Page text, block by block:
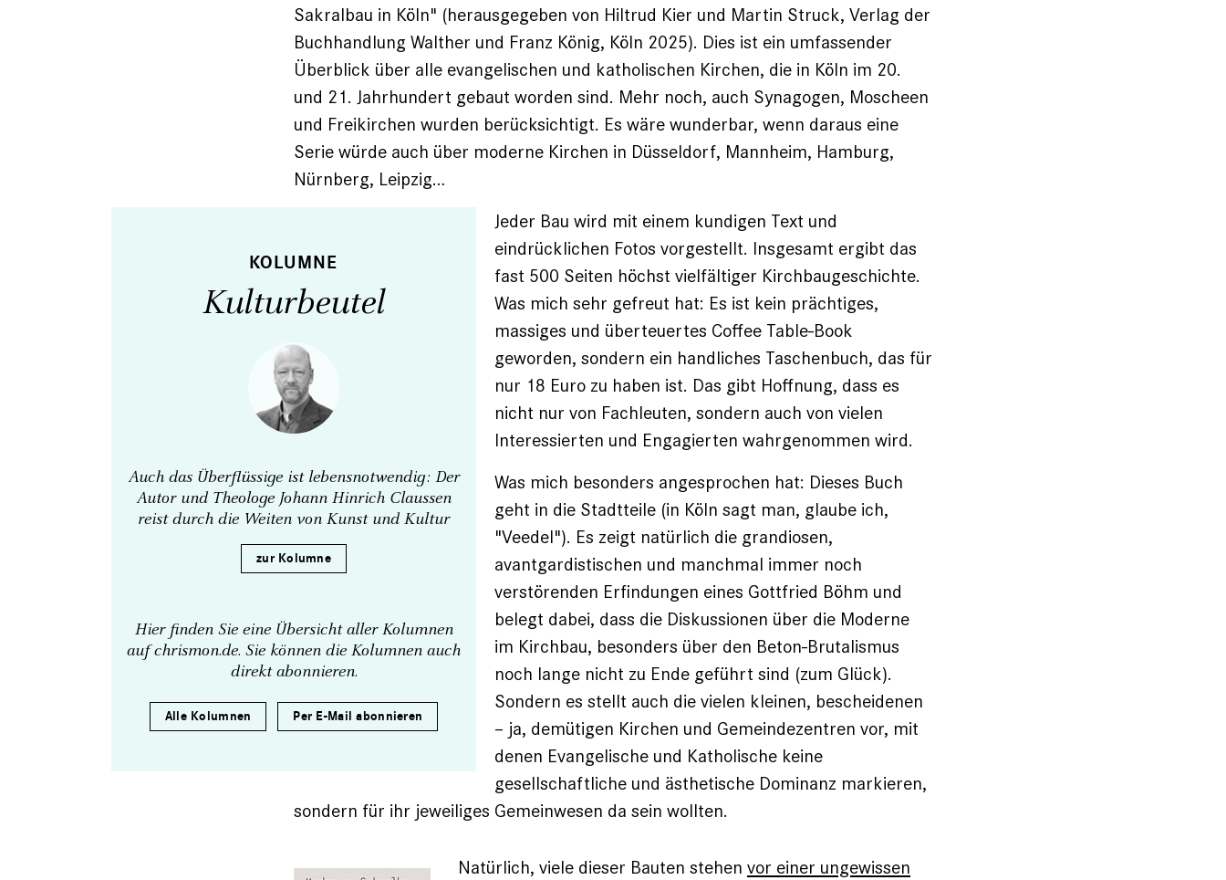
Sakralbau in Köln" (herausgegeben von Hiltrud Kier und Martin Struck, Verlag der
Buchhandlung Walther und Franz König, Köln 2025). Dies ist ein umfassender
Überblick über alle evangelischen und katholischen Kirchen, die in Köln im 20.
und 21. Jahrhundert gebaut worden sind. Mehr noch, auch Synagogen, Moscheen
und Freikirchen wurden berücksichtigt. Es wäre wunderbar, wenn daraus eine
Serie würde auch über moderne Kirchen in Düsseldorf, Mannheim, Hamburg,
Nürnberg, Leipzig…
KOLUMNE
Kulturbeutel
Auch das Überflüssige ist lebens­notwendig: Der
Autor und Theologe Johann Hinrich Claussen
reist durch die Weiten von Kunst und Kultur
zur Kolumne
Hier finden Sie eine Übersicht aller Kolumnen
auf chrismon.de. Sie können die Kolumnen auch
direkt abonnieren.
Alle Kolumnen Per E-Mail abonnieren
Jeder Bau wird mit einem kundigen Text und
eindrücklichen Fotos vorgestellt. Insgesamt ergibt das
fast 500 Seiten höchst vielfältiger Kirchbaugeschichte.
Was mich sehr gefreut hat: Es ist kein prächtiges,
massiges und überteuertes Coffee Table-Book
geworden, sondern ein handliches Taschenbuch, das für
nur 18 Euro zu haben ist. Das gibt Hoffnung, dass es
nicht nur von Fachleuten, sondern auch von vielen
Interessierten und Engagierten wahrgenommen wird.
Was mich besonders angesprochen hat: Dieses Buch
geht in die Stadtteile (in Köln sagt man, glaube ich,
"Veedel"). Es zeigt natürlich die grandiosen,
avantgardistischen und manchmal immer noch
verstörenden Erfindungen eines Gottfried Böhm und
belegt dabei, dass die Diskussionen über die Moderne
im Kirchbau, besonders über den Beton-Brutalismus
noch lange nicht zu Ende geführt sind (zum Glück).
Sondern es stellt auch die vielen kleinen, bescheidenen
– ja, demütigen Kirchen und Gemeindezentren vor, mit
denen Evangelische und Katholische keine
gesellschaftliche und ästhetische Dominanz markieren,
sondern für ihr jeweiliges Gemeinwesen da sein wollten.
Natürlich, viele dieser Bauten stehen vor einer ungewissen